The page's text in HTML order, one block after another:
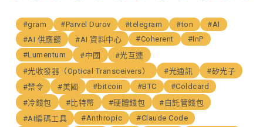
#gram #Parvel Durov #telegram #ton
#AI
#AI 供應鏈
#AI 資料中心 #Coherent
#InP
#Lumentum
#中國
#光互連
#光收發器（Optical Transceivers）
#光通訊
#矽光子
#禁令
#美國 #bitcoin #BTC
#Coldcard
#冷錢包
#比特幣 #硬體錢包
#自託管錢包
#AI編碼工具
#Anthropic
#Claude Code